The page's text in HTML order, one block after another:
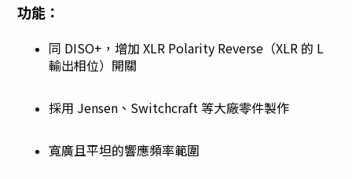
功能：
同 DISO+，增加 XLR Polarity Reverse（XLR 的 L
輸出相位）開關
採用 Jensen、Switchcraft 等大廠零件製作
寬廣且平坦的響應頻率範圍